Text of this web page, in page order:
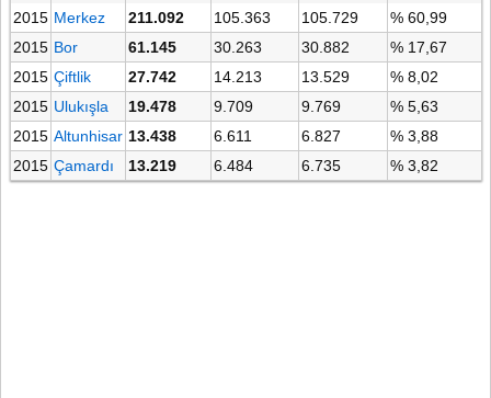
2015 Merkez 211.092 105.363 105.729
% 60,99
2015 Bor 61.145 30.263 30.882
% 17,67
2015 Çiftlik 27.742 14.213 13.529
% 8,02
2015 Ulukışla 19.478 9.709 9.769
% 5,63
2015 Altunhisar 13.438 6.611 6.827
% 3,88
2015 Çamardı 13.219 6.484 6.735 % 3,82